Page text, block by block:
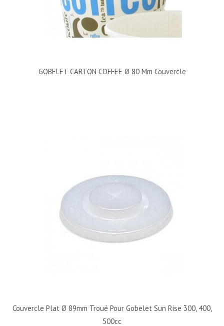
GOBELET CARTON COFFEE Ø 80 Mm Couvercle
Couvercle Plat Ø 89mm Troué Pour Gobelet Sun Rise 300, 400,
500cc